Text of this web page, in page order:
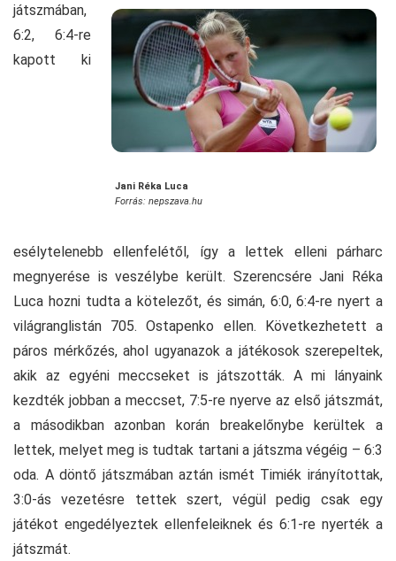
Jani Réka Luca
Forrás: nepszava.hu
játszmában,
6:2, 6:4-re
kapott ki
esélytelenebb ellenfelétől, így a lettek elleni párharc
megnyerése is veszélybe került. Szerencsére Jani Réka
Luca hozni tudta a kötelezőt, és simán, 6:0, 6:4-re nyert a
világranglistán 705. Ostapenko ellen. Következhetett a
páros mérkőzés, ahol ugyanazok a játékosok szerepeltek,
akik az egyéni meccseket is játszották. A mi lányaink
kezdték jobban a meccset, 7:5-re nyerve az első játszmát,
a másodikban azonban korán breakelőnybe kerültek a
lettek, melyet meg is tudtak tartani a játszma végéig – 6:3
oda. A döntő játszmában aztán ismét Timiék irányítottak,
3:0-ás vezetésre tettek szert, végül pedig csak egy
játékot engedélyeztek ellenfeleiknek és 6:1-re nyerték a
játszmát.